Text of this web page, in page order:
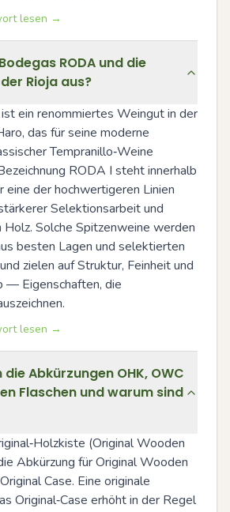
lesen →
RODA und die
der Rioja aus?
ein renommiertes Weingut in der
das für seine moderne
Tempranillo‑Weine
RODA I steht innerhalb
der hochwertigeren Linien
Selektionsarbeit und
Holz. Solche Spitzenweine werden
besten Lagen und selektierten
zielen auf Struktur, Feinheit und
— Eigenschaften, die
lesen →
Abkürzungen OHK, OWC
Flaschen und warum sind
(Original Wooden
Abkürzung für Original Wooden
Case. Eine originale
Original‑Case erhöht in der Regel